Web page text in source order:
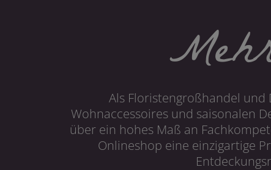
Als Floristengroßhandel und
Wohnaccessoires und saisonalen
über ein hohes Maß an
Onlineshop eine einzigartige